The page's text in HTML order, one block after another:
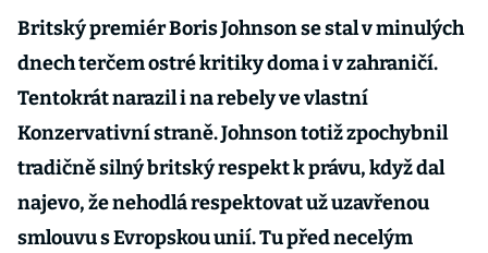
Britský premiér Boris Johnson se stal v minulých
dnech terčem ostré kritiky doma i v zahraničí.
Tentokrát narazil i na rebely ve vlastní
Konzervativní straně. Johnson totiž zpochybnil
tradičně silný britský respekt k právu, když dal
najevo, že nehodlá respektovat už uzavřenou
smlouvu s Evropskou unií. Tu před necelým